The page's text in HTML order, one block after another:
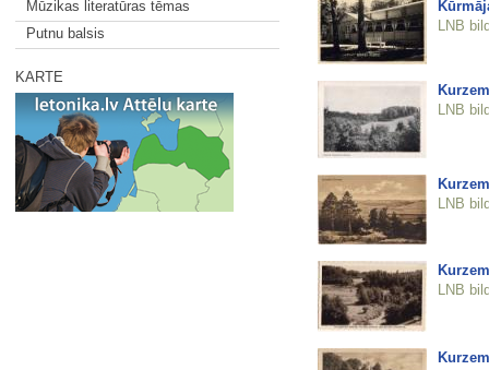
Mūzikas literatūras tēmas
Putnu balsis
KARTE
LNB
LNB
LNB
LNB